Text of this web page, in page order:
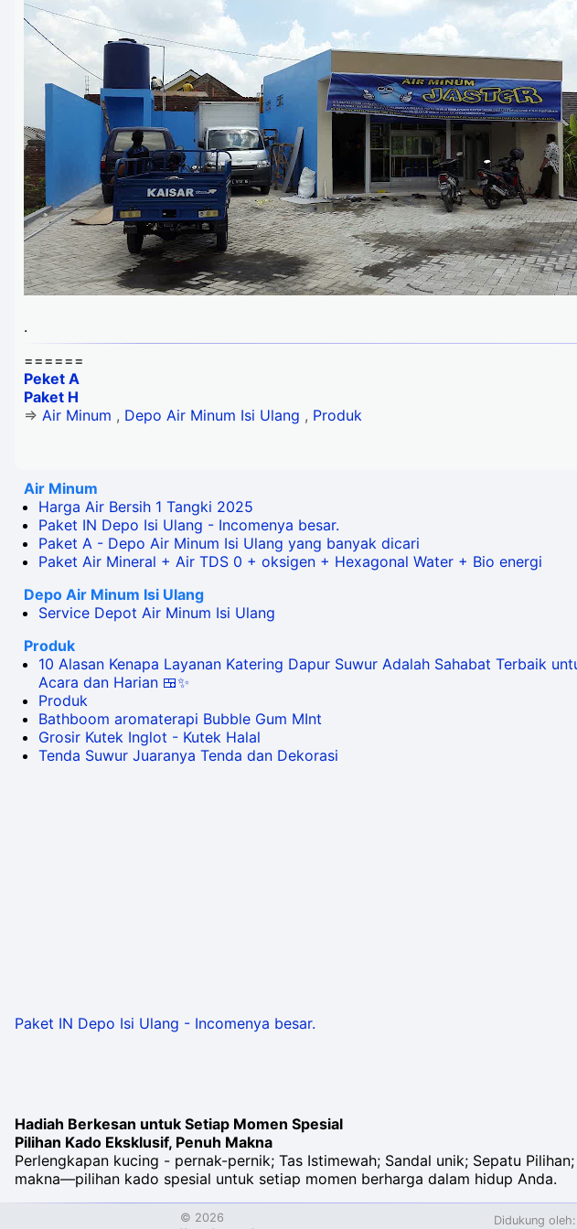
.
======
Peket A
Paket H
=> Air Minum , Depo Air Minum Isi Ulang , Produk
Air Minum
Harga Air Bersih 1 Tangki 2025
Paket IN Depo Isi Ulang - Incomenya besar.
Paket A - Depo Air Minum Isi Ulang yang banyak dicari
Paket Air Mineral + Air TDS 0 + oksigen + Hexagonal Water + Bio energi
Depo Air Minum Isi Ulang
Service Depot Air Minum Isi Ulang
Produk
10 Alasan Kenapa Layanan Katering Dapur Suwur Adalah Sahabat Terbaik
Acara dan Harian 🍱✨
Produk
Bathboom aromaterapi Bubble Gum MInt
Grosir Kutek Inglot - Kutek Halal
Tenda Suwur Juaranya Tenda dan Dekorasi
Paket IN Depo Isi Ulang - Incomenya besar.
Hadiah Berkesan untuk Setiap Momen Spesial
Pilihan Kado Eksklusif, Penuh Makna
Perlengkapan kucing - pernak-pernik; Tas Istimewah; Sandal unik; Sepatu
makna—pilihan kado spesial untuk setiap momen berharga dalam hidup Anda.
© 2026 Didukung oleh: